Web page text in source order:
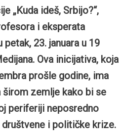
„Kuda ideš, Srbijo?“,
i eksperata
23. januara u 19
Ova inicijativa, koja
prošle godine, ima
zemlje kako bi se
periferiji neposredno
i političke krize.